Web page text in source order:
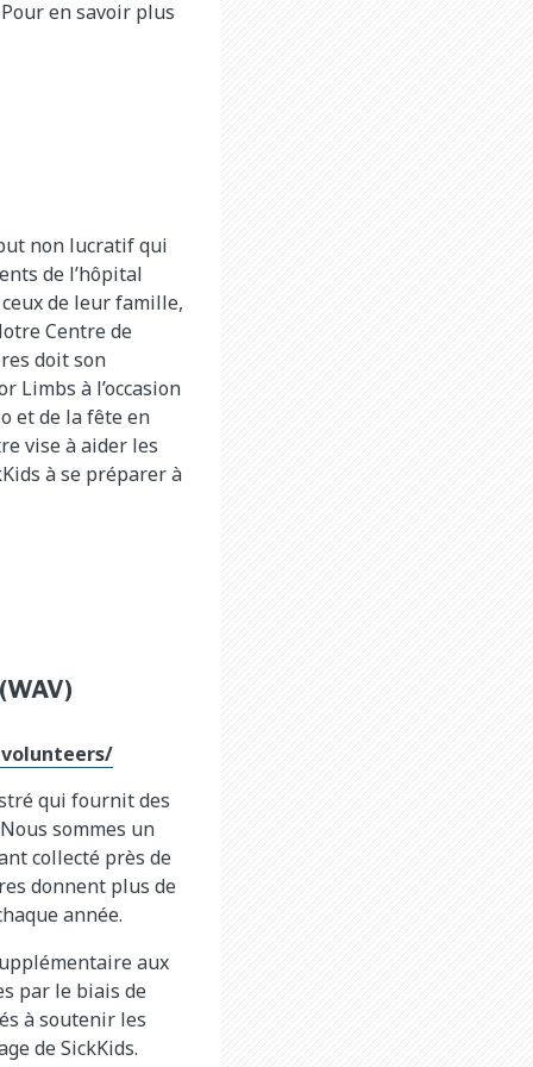
en savoir plus
non lucratif qui
de l’hôpital
de leur famille,
Centre de
doit son
Limbs à l’occasion
et de la fête en
vise à aider les
à se préparer à
qui fournit des
sommes un
collecté près de
donnent plus de
année.
aux
par le biais de
à soutenir les
de SickKids.